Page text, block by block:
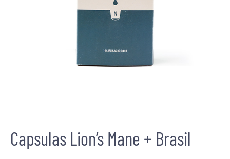
Capsulas Lion’s Mane + Brasil